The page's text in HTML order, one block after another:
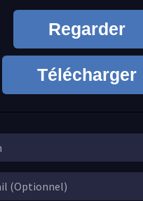
Regarder
Télécharger